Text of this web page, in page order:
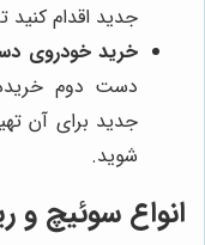
جدید اقدام
خرید خودروی
دست دوم
جدید برای آن
شوید.
انواع سوئیچ و